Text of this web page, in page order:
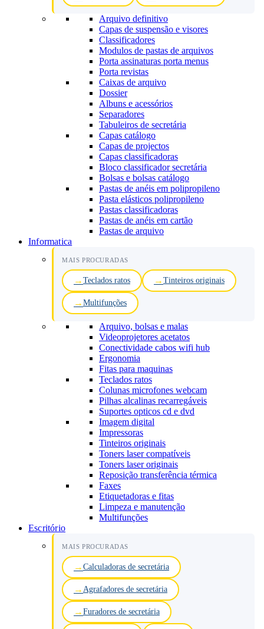
Arquivo definitivo
Capas de suspensão e visores
Classificadores
Modulos de pastas de arquivos
Porta assinaturas porta menus
Porta revistas
Caixas de arquivo
Dossier
Albuns e acessórios
Separadores
Tabuleiros de secretária
Capas catálogo
Capas de projectos
Capas classificadoras
Bloco classificador secretária
Bolsas e bolsas catálogo
Pastas de anéis em polipropileno
Pasta elásticos polipropileno
Pastas classificadoras
Pastas de anéis em cartão
Pastas de arquivo
Informatica
MAIS PROCURADAS
Teclados ratos Tinteiros originais
Multifunções
Arquivo, bolsas e malas
Videoprojetores acetatos
Conectividade cabos wifi hub
Ergonomia
Fitas para maquinas
Teclados ratos
Colunas microfones webcam
Pilhas alcalinas recarregáveis
Suportes opticos cd e dvd
Imagem digital
Impressoras
Tinteiros originais
Toners laser compatíveis
Toners laser originais
Reposição transferência térmica
Faxes
Etiquetadoras e fitas
Limpeza e manutenção
Multifunções
Escritório
MAIS PROCURADAS
Calculadoras de secretária
Agrafadores de secretária
Furadores de secretária